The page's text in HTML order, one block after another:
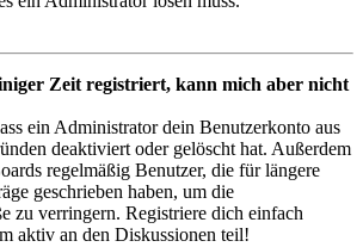
Zeit registriert, kann mich aber nicht
ein Administrator dein Benutzerkonto aus
deaktiviert oder gelöscht hat. Außerdem
regelmäßig Benutzer, die für längere
geschrieben haben, um die
zu verringern. Registriere dich einfach
aktiv an den Diskussionen teil!